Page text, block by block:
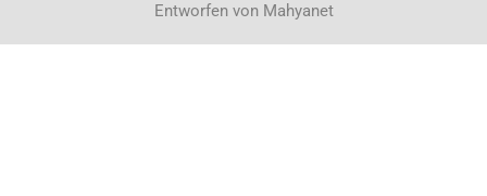
Entworfen von Mahyanet